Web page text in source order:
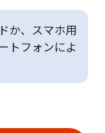
か、スマホ用
トフォンによ